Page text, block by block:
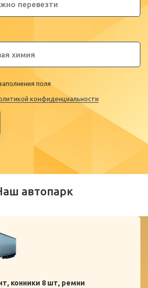
поля
конфиденциальности
автопарк
конники 8 шт, ремни